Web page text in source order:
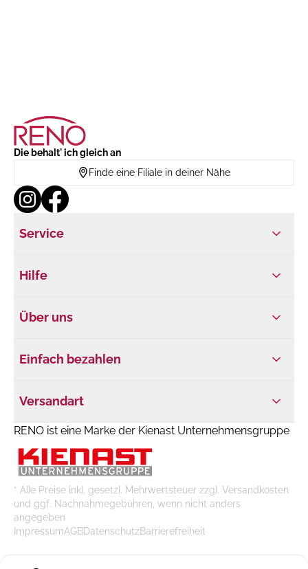
Die behalt' ich gleich an
Finde eine Filiale in deiner Nähe
Service
Hilfe
Über uns
Einfach bezahlen
Versandart
RENO ist eine Marke der Kienast Unternehmensgruppe
* Alle Preise inkl. gesetzl. Mehrwertsteuer zzgl. Versandkosten
und ggf. Nachnahmegebühren, wenn nicht anders
angegeben
ImpressumAGBDatenschutzBarrierefreiheit